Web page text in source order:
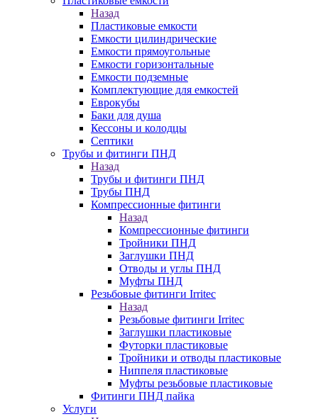
Назад
Пластиковые емкости
Емкости цилиндрические
Емкости прямоугольные
Емкости горизонтальные
Емкости подземные
Комплектующие для емкостей
Еврокубы
Баки для душа
Кессоны и колодцы
Септики
Трубы и фитинги ПНД
Назад
Трубы и фитинги ПНД
Трубы ПНД
Компрессионные фитинги
Назад
Компрессионные фитинги
Тройники ПНД
Заглушки ПНД
Отводы и углы ПНД
Муфты ПНД
Резьбовые фитинги Irritec
Назад
Резьбовые фитинги Irritec
Заглушки пластиковые
Футорки пластиковые
Тройники и отводы пластиковые
Ниппеля пластиковые
Муфты резьбовые пластиковые
Фитинги ПНД пайка
Услуги